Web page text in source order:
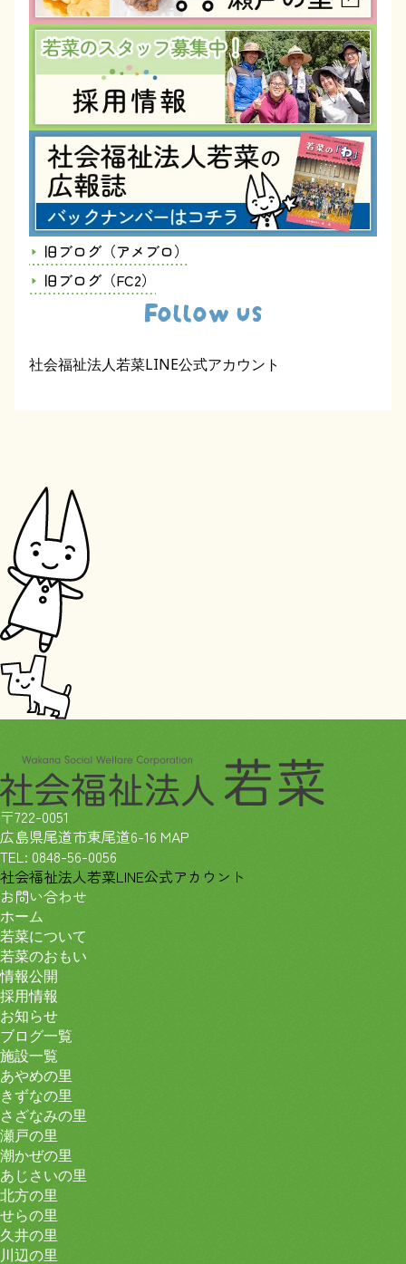
旧ブログ（アメブロ）
旧ブログ（FC2）
Follow us
社会福祉法人若菜LINE公式アカウント
〒722-0051
広島県尾道市東尾道6-16 MAP
TEL: 0848-56-0056
社会福祉法人若菜LINE公式アカウント
お問い合わせ
ホーム
若菜について
若菜のおもい
情報公開
採用情報
お知らせ
ブログ一覧
施設一覧
あやめの里
きずなの里
さざなみの里
瀬戸の里
潮かぜの里
あじさいの里
北方の里
せらの里
久井の里
川辺の里